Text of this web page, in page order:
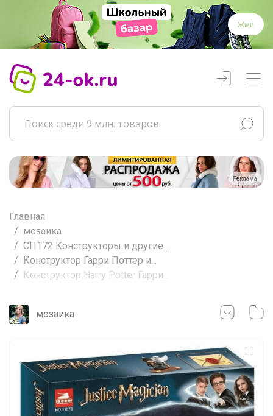
Жми
Реклама
Главная
мозаика
СП172 Конструкторы и другие...
Конструктор Гарри Поттер и...
Конструктор Harry Potter Гарри...
мозаика